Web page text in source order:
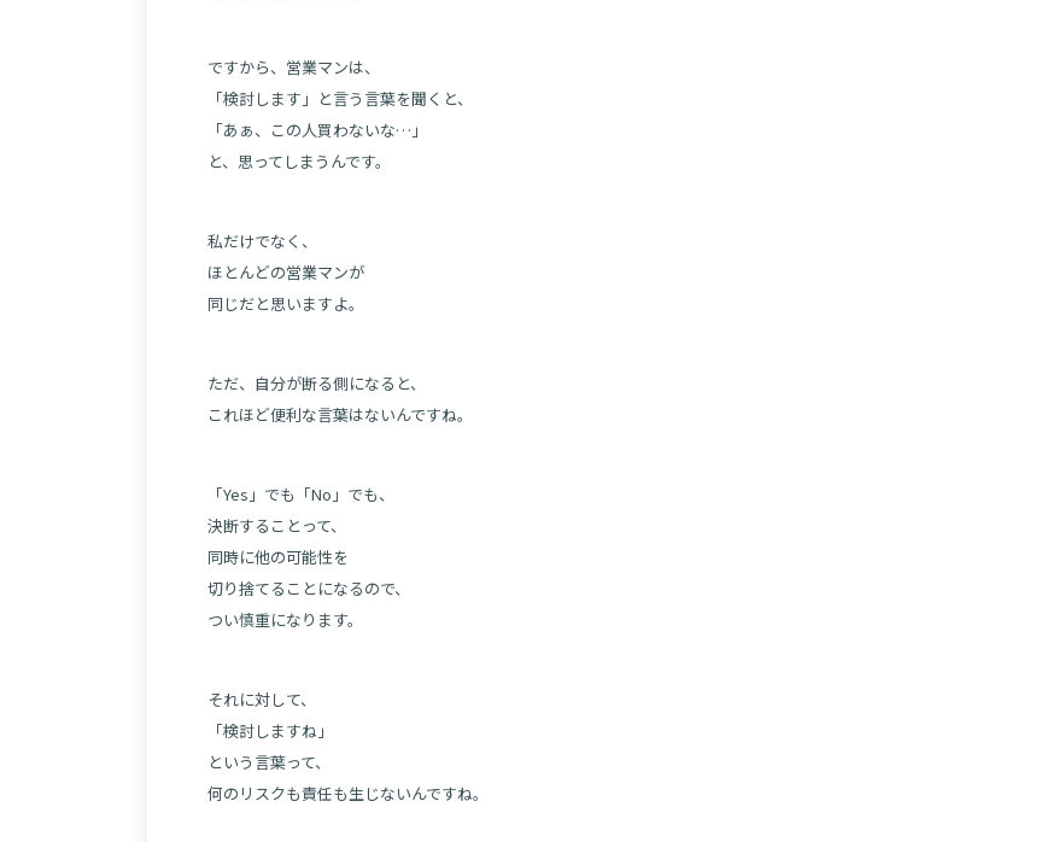
ですから、営業マンは、
「検討します」と言う言葉を聞くと、
「あぁ、この人買わないな…」
と、思ってしまうんです。
私だけでなく、
ほとんどの営業マンが
同じだと思いますよ。
ただ、自分が断る側になると、
これほど便利な言葉はないんですね。
「Yes」でも「No」でも、
決断することって、
同時に他の可能性を
切り捨てることになるので、
つい慎重になります。
それに対して、
「検討しますね」
という言葉って、
何のリスクも責任も生じないんですね。